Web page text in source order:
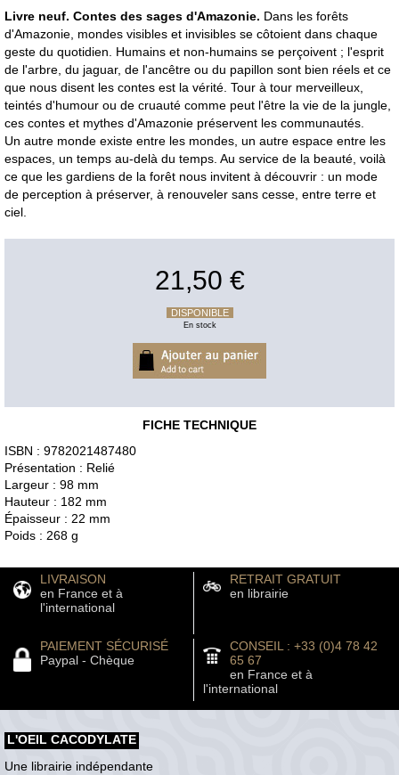
Livre neuf. Contes des sages d'Amazonie. Dans les forêts
d'Amazonie, mondes visibles et invisibles se côtoient dans chaque
geste du quotidien. Humains et non-humains se perçoivent ; l'esprit
de l'arbre, du jaguar, de l'ancêtre ou du papillon sont bien réels et ce
que nous disent les contes est la vérité. Tour à tour merveilleux,
teintés d'humour ou de cruauté comme peut l'être la vie de la jungle,
ces contes et mythes d'Amazonie préservent les communautés.
Un autre monde existe entre les mondes, un autre espace entre les
espaces, un temps au-delà du temps. Au service de la beauté, voilà
ce que les gardiens de la forêt nous invitent à découvrir : un mode
de perception à préserver, à renouveler sans cesse, entre terre et
ciel.
21,50 €
DISPONIBLE
En stock
FICHE TECHNIQUE
ISBN : 9782021487480
Présentation : Relié
Largeur : 98 mm
Hauteur : 182 mm
Épaisseur : 22 mm
Poids : 268 g
LIVRAISON
en France et à
l'international
RETRAIT GRATUIT
en librairie
PAIEMENT SÉCURISÉ
Paypal - Chèque
CONSEIL : +33 (0)4 78 42
65 67
en France et à
l'international
L'OEIL CACODYLATE
Une librairie indépendante